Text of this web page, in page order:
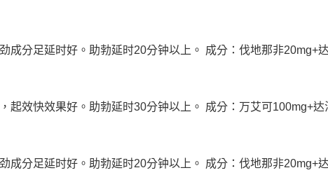
成分足延时好。助勃延时20分钟以上。 成分：伐地那非20mg+
起效快效果好。助勃延时30分钟以上。 成分：万艾可100mg+达
成分足延时好。助勃延时20分钟以上。 成分：伐地那非20mg+